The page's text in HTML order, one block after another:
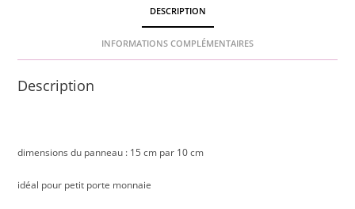
DESCRIPTION
INFORMATIONS COMPLÉMENTAIRES
Description
dimensions du panneau : 15 cm par 10 cm
idéal pour petit porte monnaie